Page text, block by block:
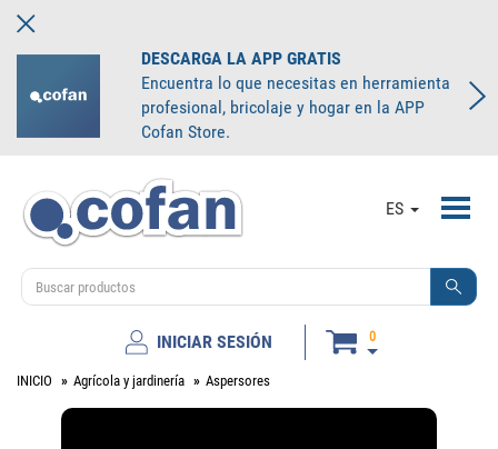
DESCARGA LA APP GRATIS
Encuentra lo que necesitas en herramienta
profesional, bricolaje y hogar en la APP
Cofan Store.
ES
INICIAR SESIÓN 0
INICIO Agrícola y jardinería Aspersores